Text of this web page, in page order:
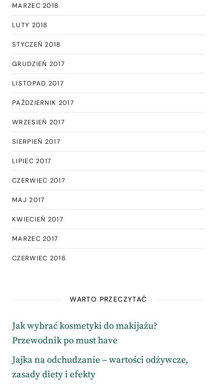
MARZEC 2018
LUTY 2018
STYCZEŃ 2018
GRUDZIEŃ 2017
LISTOPAD 2017
PAŹDZIERNIK 2017
WRZESIEŃ 2017
SIERPIEŃ 2017
LIPIEC 2017
CZERWIEC 2017
MAJ 2017
KWIECIEŃ 2017
MARZEC 2017
CZERWIEC 2016
WARTO PRZECZYTAĆ
Jak wybrać kosmetyki do makijażu?
Przewodnik po must have
Jajka na odchudzanie – wartości odżywcze,
zasady diety i efekty